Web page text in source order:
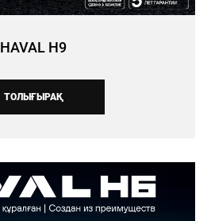
HAVAL H9
ТОЛЫҒЫРАҚ